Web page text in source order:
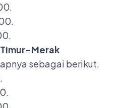
Merak
sebagai berikut.